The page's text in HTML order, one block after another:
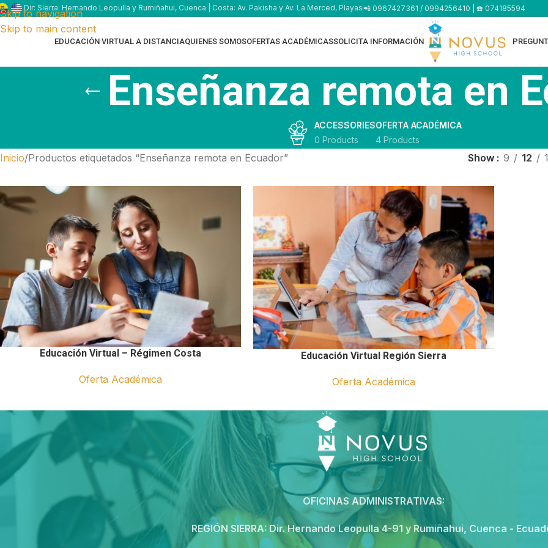
Skip to navigation
Skip to main content
Dir: Sierra: Hernando Leopulla y Rumiñahui, Cuenca | Costa: Av. Pakisha y Av. La Merced, Playas📲 0967427361 / 0994256410 | ☎️ 074185594
EDUCACIÓN VIRTUAL A DISTANCIAQUIENES SOMOSOFERTAS ACADÉMICASSOLICITA INFORMACIÓN
Enseñanza remota en
ACCESSORIES
0 Products
OFERTA ACADÉMICA
4 Products
Inicio Productos etiquetados “Enseñanza remota en Ecuador” Show 9 12
Educación Virtual – Régimen Costa
Oferta Académica
Educación Virtual Región Sierra
Oferta Académica
OFICINAS ADMINISTRATIVAS:
REGIÓN SIERRA: Dir. Hernando Leopulla 4-91 y Rumiñahui, Cuenca -